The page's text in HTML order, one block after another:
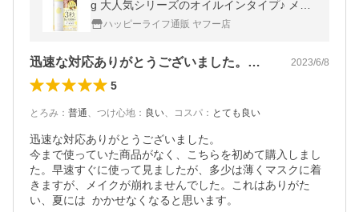
g 大人気シリーズのオイルインタイプ♪ メイ
クカバー うるおいミスト オイルイン 化粧水
メイクキープ 化粧崩れ防止
ハッピーライフ通販 ヤフー店
迅速な対応ありがとうございました。今ま… 2023/6/8
5
とろみ ： 普通、 つけ心地 ： 良い、 コスパ ： とても良い
迅速な対応ありがとうございました。
今まで使っていた商品がなく、こちらを初めて購入しまし
た。早速すぐに使って見ましたが、多少は薄くマスクに着
きますが、メイクが崩れませんでした。これはありがた